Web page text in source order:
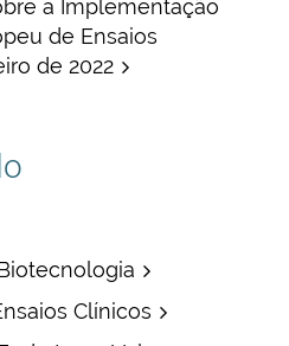
a Implementação
de Ensaios
de 2022
Clínicos